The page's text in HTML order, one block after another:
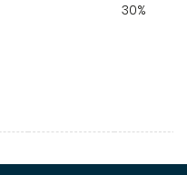
30%